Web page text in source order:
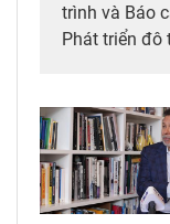
trình và Báo
Phát triển đô
nghiệp và
một số điều
Luật Viễn
Chuyển giao